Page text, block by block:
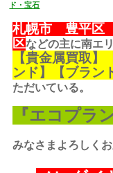
ド・宝石
札幌市 豊平
区などの主に南エ
【貴金属買取 】
ンド】【ブラン
ただいている。
『エコプラ
みなさまよろしく